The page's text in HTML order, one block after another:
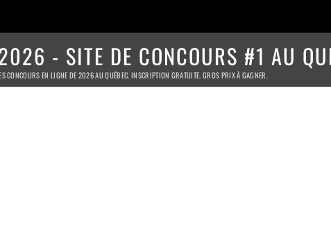
- SITE DE CONCOURS #1 AU
CONCOURS EN LIGNE DE 2026 AU QUÉBEC. INSCRIPTION GRATUITE. GROS PRIX À GAGNER.